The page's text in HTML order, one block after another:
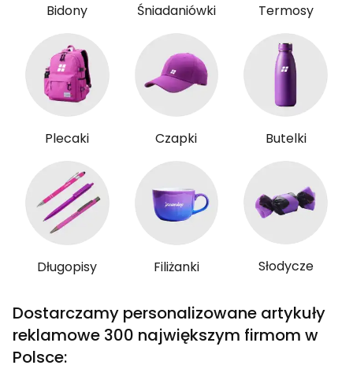
Bidony Śniadaniówki Termosy
Plecaki Czapki Butelki
Długopisy Filiżanki Słodycze
Dostarczamy personalizowane artykuły
reklamowe 300 największym firmom w
Polsce: